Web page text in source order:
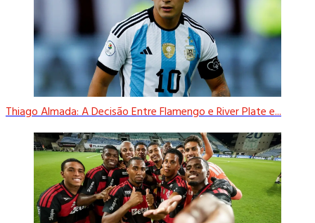
Thiago Almada: A Decisão Entre Flamengo e River Plate e...